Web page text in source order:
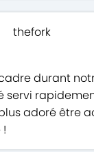
thefork
durant
servi
adoré être